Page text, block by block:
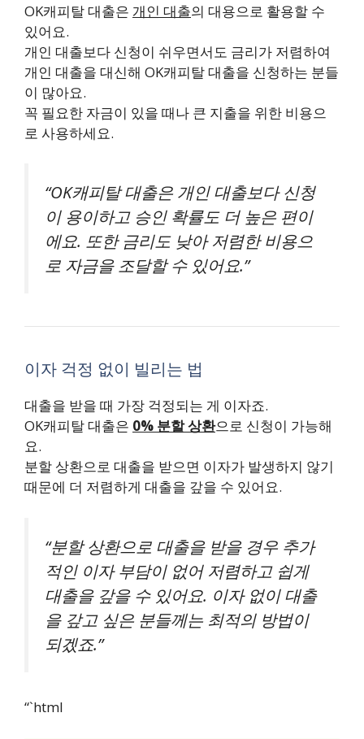
OK캐피탈 대출은 개인 대출의 대용으로 활용할 수
있어요.
개인 대출보다 신청이 쉬우면서도 금리가 저렴하여
개인 대출을 대신해 OK캐피탈 대출을 신청하는 분들
이 많아요.
꼭 필요한 자금이 있을 때나 큰 지출을 위한 비용으
로 사용하세요.
“OK캐피탈 대출은 개인 대출보다 신청
이 용이하고 승인 확률도 더 높은 편이
에요. 또한 금리도 낮아 저렴한 비용으
로 자금을 조달할 수 있어요.”
이자 걱정 없이 빌리는 법
대출을 받을 때 가장 걱정되는 게 이자죠.
OK캐피탈 대출은 0% 분할 상환으로 신청이 가능해
요.
분할 상환으로 대출을 받으면 이자가 발생하지 않기
때문에 더 저렴하게 대출을 갚을 수 있어요.
“분할 상환으로 대출을 받을 경우 추가
적인 이자 부담이 없어 저렴하고 쉽게
대출을 갚을 수 있어요. 이자 없이 대출
을 갚고 싶은 분들께는 최적의 방법이
되겠죠.”
“`html